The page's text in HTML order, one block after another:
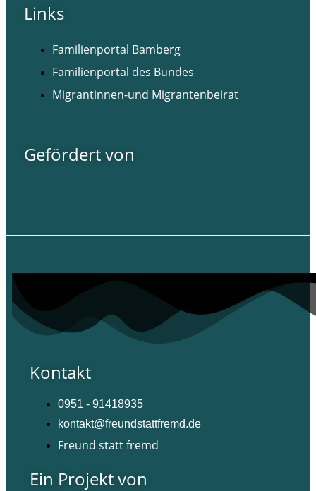
Links
Familienportal Bamberg
Familienportal des Bundes
Migrantinnen-und Migrantenbeirat
Gefördert von
Kontakt
0951 - 91418935
kontakt@freundstattfremd.de
Freund statt fremd
Ein Projekt von